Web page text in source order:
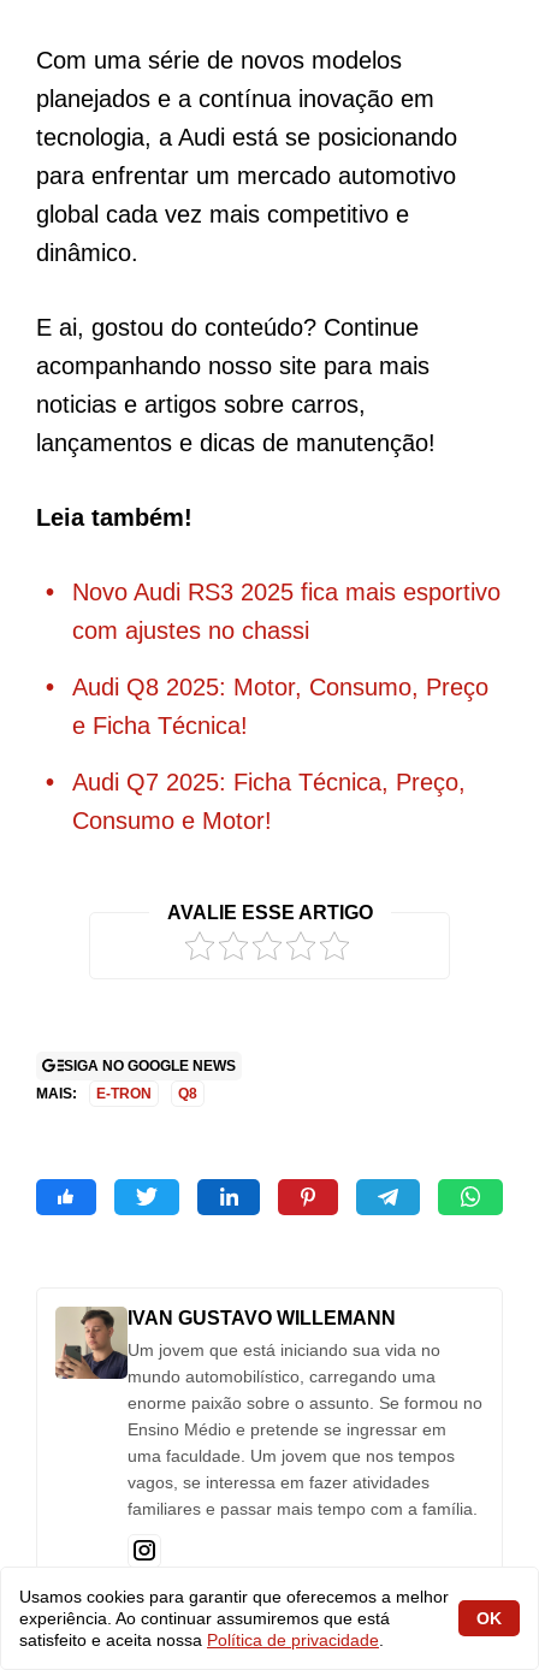
Com uma série de novos modelos
planejados e a contínua inovação em
tecnologia, a Audi está se posicionando
para enfrentar um mercado automotivo
global cada vez mais competitivo e
dinâmico.
E ai, gostou do conteúdo? Continue
acompanhando nosso site para mais
noticias e artigos sobre carros,
lançamentos e dicas de manutenção!
Leia também!
Novo Audi RS3 2025 fica mais esportivo
com ajustes no chassi
Audi Q8 2025: Motor, Consumo, Preço
e Ficha Técnica!
Audi Q7 2025: Ficha Técnica, Preço,
Consumo e Motor!
AVALIE ESSE ARTIGO
SIGA NO GOOGLE NEWS
MAIS:
E-TRON Q8
IVAN GUSTAVO WILLEMANN
Um jovem que está iniciando sua vida no
mundo automobilístico, carregando uma
enorme paixão sobre o assunto. Se formou no
Ensino Médio e pretende se ingressar em
uma faculdade. Um jovem que nos tempos
vagos, se interessa em fazer atividades
familiares e passar mais tempo com a família.
Usamos cookies para garantir que oferecemos a melhor
experiência. Ao continuar assumiremos que está
satisfeito e aceita nossa Política de privacidade
OK